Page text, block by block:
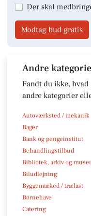
Der skal
Modtag bud gratis
Andre
Fandt du ikke,
andre kategorier
Autoværksted / mekanik
Bager
Bank og pengeinstitut
Behandlingstilbud
Bibliotek, arkiv og
Biludlejning
Byggemarked / trælast
Børnehave
Catering